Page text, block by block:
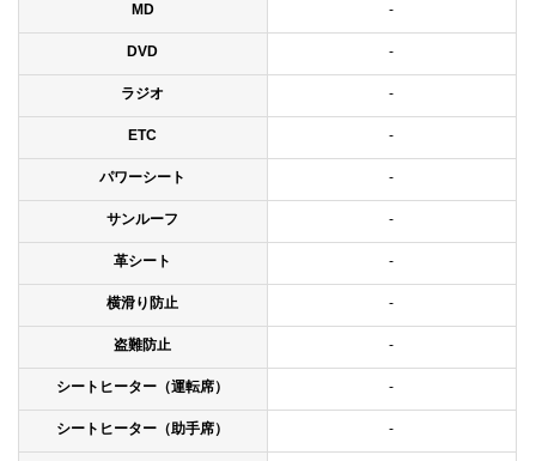
MD -
DVD -
ラジオ -
ETC -
パワーシート -
サンルーフ -
革シート -
横滑り防止 -
盗難防止 -
シートヒーター（運転席） -
シートヒーター（助手席） -